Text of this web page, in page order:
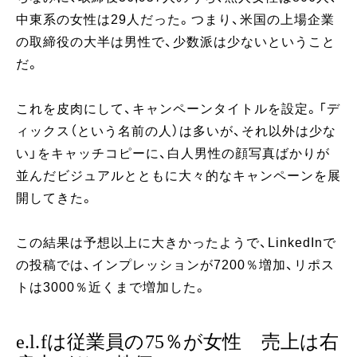
中東系の女性は29人だった。つまり、米国の上場企業
の取締役の大半は男性で、少数派は少ないということ
だ。
これを皮肉にして、キャンペーンタイトルを設定。「デ
ィックス（という名前の人）は多いが、それ以外は少な
い」をキャッチコピーに、白人男性の顔写真ばかりが
並んだビジュアルとともに大々的なキャンペーンを展
開してきた。
この結果は予想以上に大きかったようで、LinkedInで
の投稿では、インプレッションが7200％増加、リポス
トは3000％近くまで増加した。
e.l.fは従業員の75％が女性 売上は右